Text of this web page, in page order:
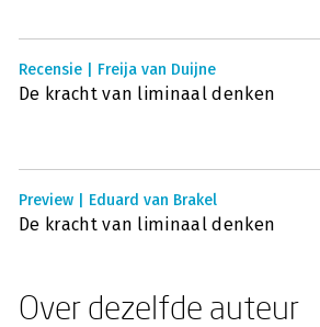
Recensie | Freija van Duijne
De kracht van liminaal denken
Preview | Eduard van Brakel
De kracht van liminaal denken
Over dezelfde auteur